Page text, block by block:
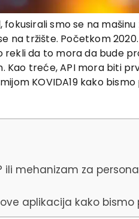
smo se na
na tržište. Početkom
da to mora da bude
treće, API mora biti
KOVIDA19 kako
ili mehanizam za
aplikacija kako